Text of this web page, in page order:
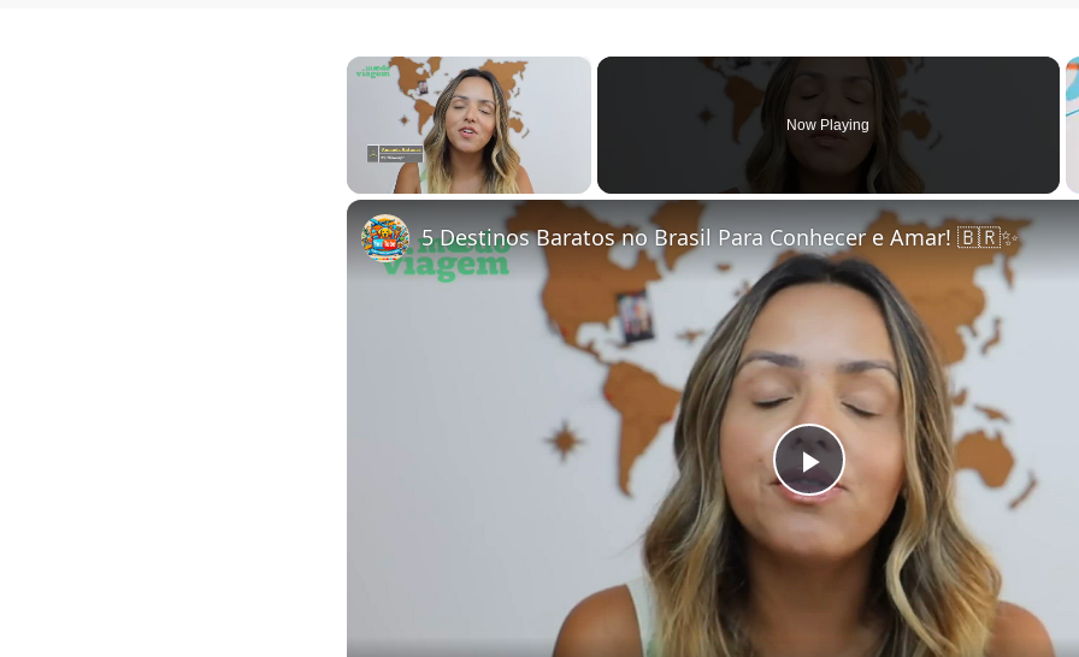
×
Now Playing
Play Video
5 Destinos Baratos no Brasil Para Conhecer e Amar! 🇧🇷✨